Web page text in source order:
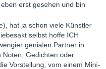
erst gesehen und bin
hat ja schon viele Künstler
selbst hoffe ICH
genialen Partner in
Noten, Gedichten oder
Vorstellung, vom einem Mini-